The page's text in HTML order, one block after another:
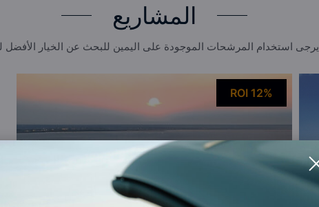
المشاريع
يرجى استخدام المرشحات الموجودة على اليمين للبحث عن الخيار الأفضل
ROI 12%